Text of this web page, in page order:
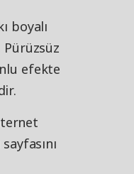
boyalı
efekte